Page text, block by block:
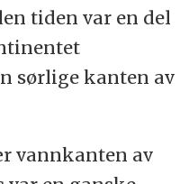
tiden var en del
sørlige kanten av
vannkanten av